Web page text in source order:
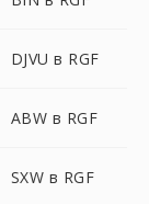
DJVU в RGF
ABW в RGF
SXW в RGF